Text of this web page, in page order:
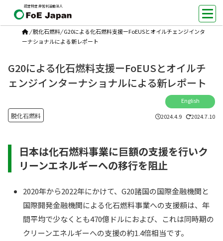
認定特定非営利活動法人
/脱化石燃料/ G20による化石燃料支援ーFoEUSとオイルチェンジインタ
ーナショナルによる新レポート
G20による化石燃料支援ーFoEUSとオイルチ
ェンジインターナショナルによる新レポート
English
脱化石燃料 2024.4.9 2024.7.10
日本は化石燃料事業に巨額の支援を行いク
リーンエネルギーへの移行を阻止
2020年から2022年にかけて、G20諸国の国際金融機関と
国際開発金融機関による化石燃料事業への支援額は、年
間平均で少なくとも470億ドルにおよび、これは同時期の
クリーンエネルギーへの支援の約1.4倍相当です。